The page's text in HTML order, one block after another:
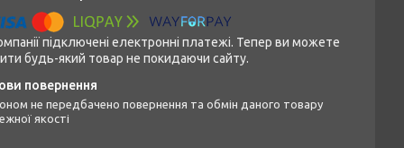
підключені електронні платежі. Тепер ви можете
будь-який товар не покидаючи сайту.
якості